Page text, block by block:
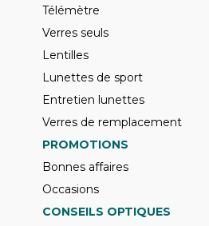
Télémètre
Verres seuls
Lentilles
Lunettes de sport
Entretien lunettes
Verres de remplacement
PROMOTIONS
Bonnes affaires
Occasions
CONSEILS OPTIQUES